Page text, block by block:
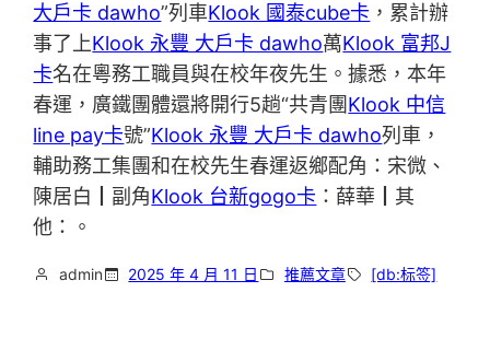
大戶卡 dawho”列車Klook 國泰cube卡 ，累計辦
事了上Klook 永豐 大戶卡 dawho萬Klook 富邦J
卡名在粵務工職員與在校年夜先生。據悉，本年
春運，廣鐵團體還將開行5趟“共青團Klook 中信
line pay卡號”Klook 永豐 大戶卡 dawho列車，
輔助務工集團和在校先生春運返鄉配角：宋微、
陳居白┃副角Klook 台新gogo卡 ：薛華┃其
他：。
admin 2025 年 4 月 11 日 推薦文章 [db:标签]